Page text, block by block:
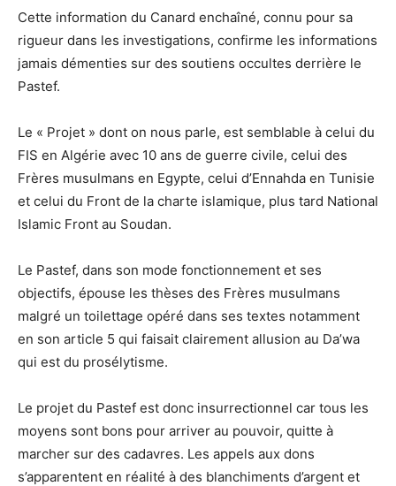
Cette information du Canard enchaîné, connu pour sa
rigueur dans les investigations, confirme les informations
jamais démenties sur des soutiens occultes derrière le
Pastef.
Le « Projet » dont on nous parle, est semblable à celui du
FIS en Algérie avec 10 ans de guerre civile, celui des
Frères musulmans en Egypte, celui d’Ennahda en Tunisie
et celui du Front de la charte islamique, plus tard National
Islamic Front au Soudan.
Le Pastef, dans son mode fonctionnement et ses
objectifs, épouse les thèses des Frères musulmans
malgré un toilettage opéré dans ses textes notamment
en son article 5 qui faisait clairement allusion au Da’wa
qui est du prosélytisme.
Le projet du Pastef est donc insurrectionnel car tous les
moyens sont bons pour arriver au pouvoir, quitte à
marcher sur des cadavres. Les appels aux dons
s’apparentent en réalité à des blanchiments d’argent et